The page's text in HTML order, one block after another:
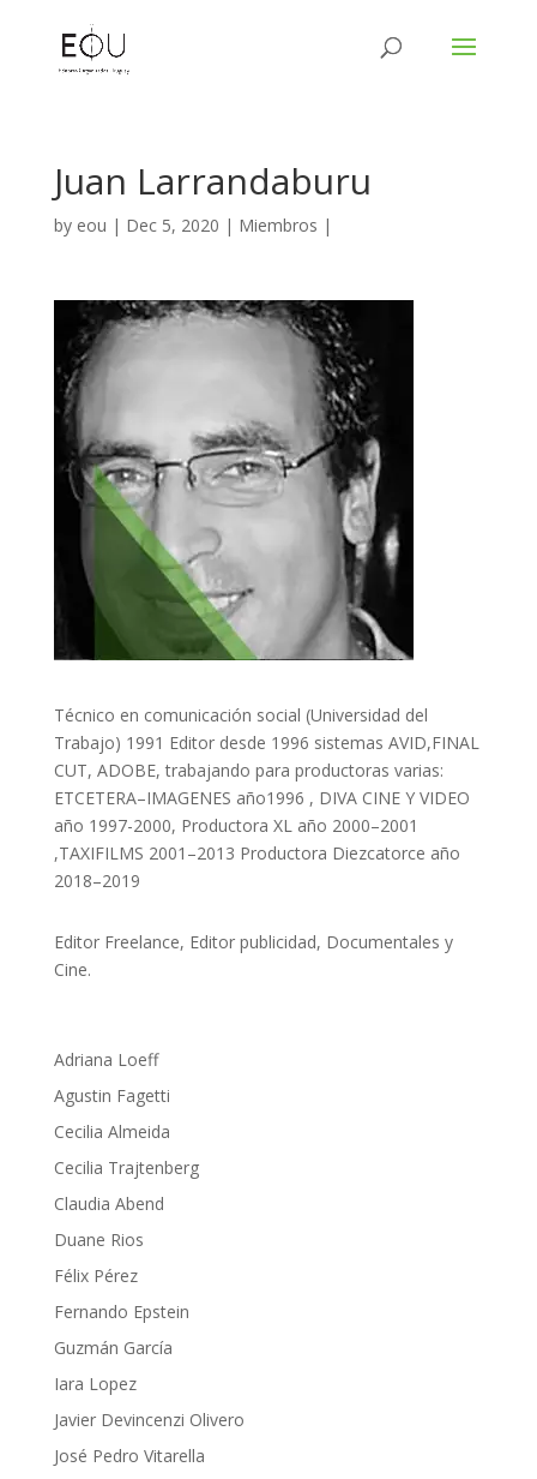
Juan Larrandaburu
by eou | Dec 5, 2020 | Miembros |
Técnico en comunicación social (Universidad del
Trabajo) 1991 Editor desde 1996 sistemas AVID,FINAL
CUT, ADOBE, trabajando para productoras varias:
ETCETERA–IMAGENES año1996 , DIVA CINE Y VIDEO
año 1997-2000, Productora XL año 2000–2001
,TAXIFILMS 2001–2013 Productora Diezcatorce año
2018–2019
Editor Freelance, Editor publicidad, Documentales y
Cine.
Adriana Loeff
Agustin Fagetti
Cecilia Almeida
Cecilia Trajtenberg
Claudia Abend
Duane Rios
Félix Pérez
Fernando Epstein
Guzmán García
Iara Lopez
Javier Devincenzi Olivero
José Pedro Vitarella